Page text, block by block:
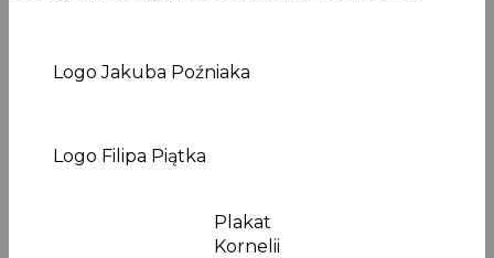
Logo Jakuba Poźniaka
Logo Filipa Piątka
Plakat
Kornelii